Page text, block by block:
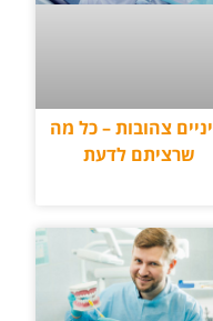
צהובות – כל מה
שרציתם לדעת